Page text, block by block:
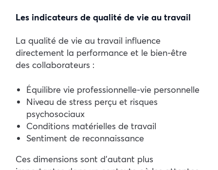
Les indicateurs de qualité de vie au travail
La qualité de vie au travail influence
directement la performance et le bien-être
des collaborateurs :
Équilibre vie professionnelle-vie personnelle
Niveau de stress perçu et risques
psychosociaux
Conditions matérielles de travail
Sentiment de reconnaissance
Ces dimensions sont d’autant plus